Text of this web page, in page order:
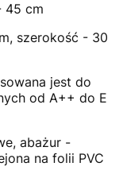
45 cm
szerokość - 30
jest do
od A++ do E
abażur -
na folii PVC